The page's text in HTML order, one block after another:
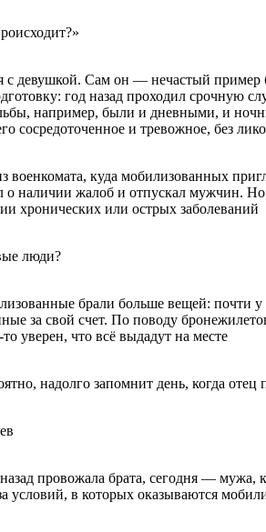
с девушкой. Сам он — нечастый пример
год назад проходил срочную
например, были и дневными, и
сосредоточенное и тревожное, без
военкомата, куда мобилизованных
о наличии жалоб и отпускал мужчин.
хронических или острых заболеваний
люди?
брали больше вещей: почти
за свой счет. По поводу
уверен, что всё выдадут на месте
надолго запомнит день, когда отец
провожала брата, сегодня —
условий, в которых оказываются